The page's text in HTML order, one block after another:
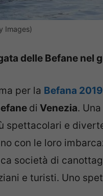
Images)
delle Befane nel
per la Befana
di Venezia.
spettacolari e
con le loro
società di
e turisti. Uno